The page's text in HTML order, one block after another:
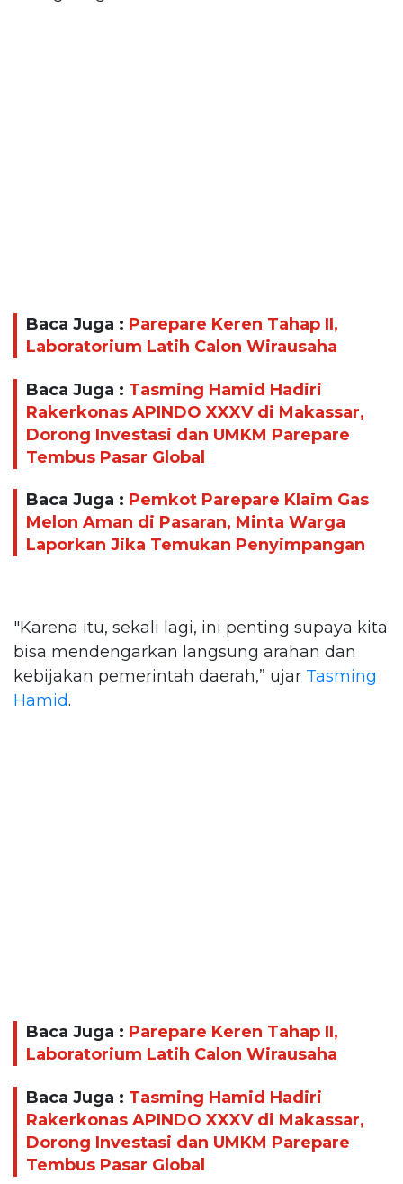
Baca Juga : Parepare Keren Tahap II,
Laboratorium Latih Calon Wirausaha
Baca Juga : Tasming Hamid Hadiri
Rakerkonas APINDO XXXV di Makassar,
Dorong Investasi dan UMKM Parepare
Tembus Pasar Global
Baca Juga : Pemkot Parepare Klaim Gas
Melon Aman di Pasaran, Minta Warga
Laporkan Jika Temukan Penyimpangan
"Karena itu, sekali lagi, ini penting supaya kita
bisa mendengarkan langsung arahan dan
kebijakan pemerintah daerah,” ujar Tasming
Hamid.
Baca Juga : Parepare Keren Tahap II,
Laboratorium Latih Calon Wirausaha
Baca Juga : Tasming Hamid Hadiri
Rakerkonas APINDO XXXV di Makassar,
Dorong Investasi dan UMKM Parepare
Tembus Pasar Global